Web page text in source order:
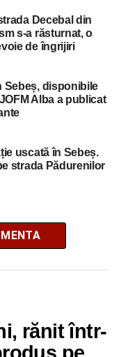
Decebal din
s-a răsturnat, o
de îngrijiri
Sebeș, disponibile
Alba a publicat
uscată în Sebeș.
strada Pădurenilor
rănit într-